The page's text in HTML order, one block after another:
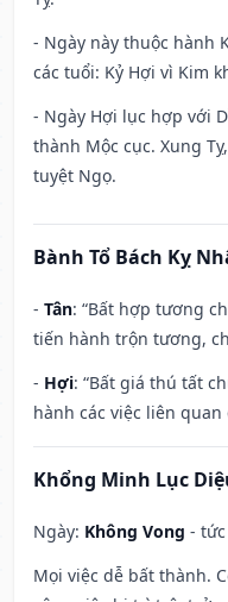
- Ngày này thuộc hành
các tuổi: Kỷ Hợi vì Kim
- Ngày Hợi lục hợp với
thành Mộc cục. Xung
tuyệt Ngọ.
Bành Tổ Bách Kỵ
- Tân: “Bất hợp tương
tiến hành trộn tương,
- Hợi: “Bất giá thú tất
hành các việc liên
Khổng Minh Lục
Ngày: Không Vong -
Mọi việc dễ bất thành.